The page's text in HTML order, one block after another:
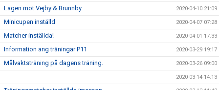
Lagen mot Vejby & Brunnby. 2020-04-10 21:09
Minicupen inställd 2020-04-07 07:28
Matcher inställda! 2020-04-01 17:33
Information ang träningar P11 2020-03-29 19:17
Målvaktsträning på dagens träning. 2020-03-26 09:00
2020-03-14 14:13